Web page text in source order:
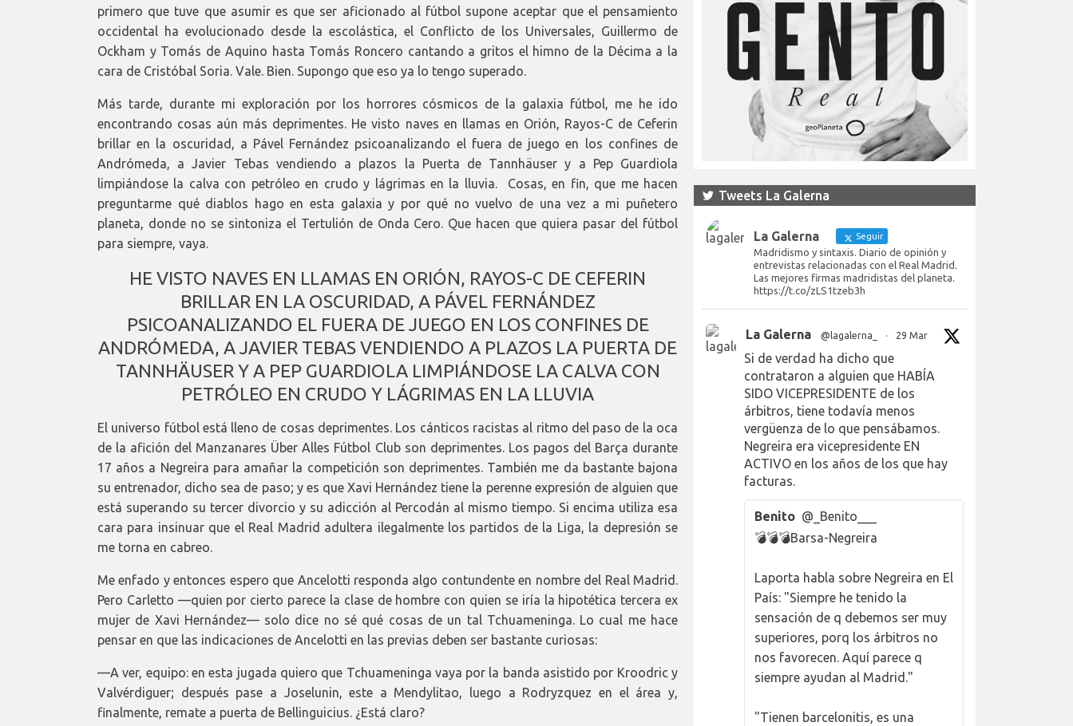
primero que tuve que asumir es que ser aficionado al fútbol supone aceptar que el pensamiento
occidental ha evolucionado desde la escolástica, el Conflicto de los Universales, Guillermo de
Ockham y Tomás de Aquino hasta Tomás Roncero cantando a gritos el himno de la Décima a la
cara de Cristóbal Soria. Vale. Bien. Supongo que eso ya lo tengo superado.
Más tarde, durante mi exploración por los horrores cósmicos de la galaxia fútbol, me he ido
encontrando cosas aún más deprimentes. He visto naves en llamas en Orión, Rayos-C de Ceferin
brillar en la oscuridad, a Pável Fernández psicoanalizando el fuera de juego en los confines de
Andrómeda, a Javier Tebas vendiendo a plazos la Puerta de Tannhäuser y a Pep Guardiola
limpiándose la calva con petróleo en crudo y lágrimas en la lluvia. Cosas, en fin, que me hacen
preguntarme qué diablos hago en esta galaxia y por qué no vuelvo de una vez a mi puñetero
planeta, donde no se sintoniza el Tertulión de Onda Cero. Que hacen que quiera pasar del fútbol
para siempre, vaya.
HE VISTO NAVES EN LLAMAS EN ORIÓN, RAYOS-C DE CEFERIN
BRILLAR EN LA OSCURIDAD, A PÁVEL FERNÁNDEZ
PSICOANALIZANDO EL FUERA DE JUEGO EN LOS CONFINES DE
ANDRÓMEDA, A JAVIER TEBAS VENDIENDO A PLAZOS LA PUERTA DE
TANNHÄUSER Y A PEP GUARDIOLA LIMPIÁNDOSE LA CALVA CON
PETRÓLEO EN CRUDO Y LÁGRIMAS EN LA LLUVIA
El universo fútbol está lleno de cosas deprimentes. Los cánticos racistas al ritmo del paso de la oca
de la afición del Manzanares Über Alles Fútbol Club son deprimentes. Los pagos del Barça durante
17 años a Negreira para amañar la competición son deprimentes. También me da bastante bajona
su entrenador, dicho sea de paso; y es que Xavi Hernández tiene la perenne expresión de alguien que
está superando su tercer divorcio y su adicción al Percodán al mismo tiempo. Si encima utiliza esa
cara para insinuar que el Real Madrid adultera ilegalmente los partidos de la Liga, la depresión se
me torna en cabreo.
Me enfado y entonces espero que Ancelotti responda algo contundente en nombre del Real Madrid.
Pero Carletto —quien por cierto parece la clase de hombre con quien se iría la hipotética tercera ex
mujer de Xavi Hernández— solo dice no sé qué cosas de un tal Tchuameninga. Lo cual me hace
pensar en que las indicaciones de Ancelotti en las previas deben ser bastante curiosas:
—A ver, equipo: en esta jugada quiero que Tchuameninga vaya por la banda asistido por Kroodric y
Valvérdiguer; después pase a Joselunin, este a Mendylitao, luego a Rodryzquez en el área y,
finalmente, remate a puerta de Bellinguicius. ¿Está claro?
Tweets La Galerna
La Galerna Seguir
Madridismo y sintaxis. Diario de opinión y
entrevistas relacionadas con el Real Madrid.
Las mejores firmas madridistas del planeta.
https://t.co/zLS1tzeb3h
La Galerna @lagalerna_ · 29 Mar
Si de verdad ha dicho que
contrataron a alguien que HABÍA
SIDO VICEPRESIDENTE de los
árbitros, tiene todavía menos
vergüenza de lo que pensábamos.
Negreira era vicepresidente EN
ACTIVO en los años de los que hay
facturas.
Benito @_Benito___
💣💣💣Barsa-Negreira
Laporta habla sobre Negreira en El
País: "Siempre he tenido la
sensación de q debemos ser muy
superiores, porq los árbitros no
nos favorecen. Aquí parece q
siempre ayudan al Madrid."
"Tienen barcelonitis, es una